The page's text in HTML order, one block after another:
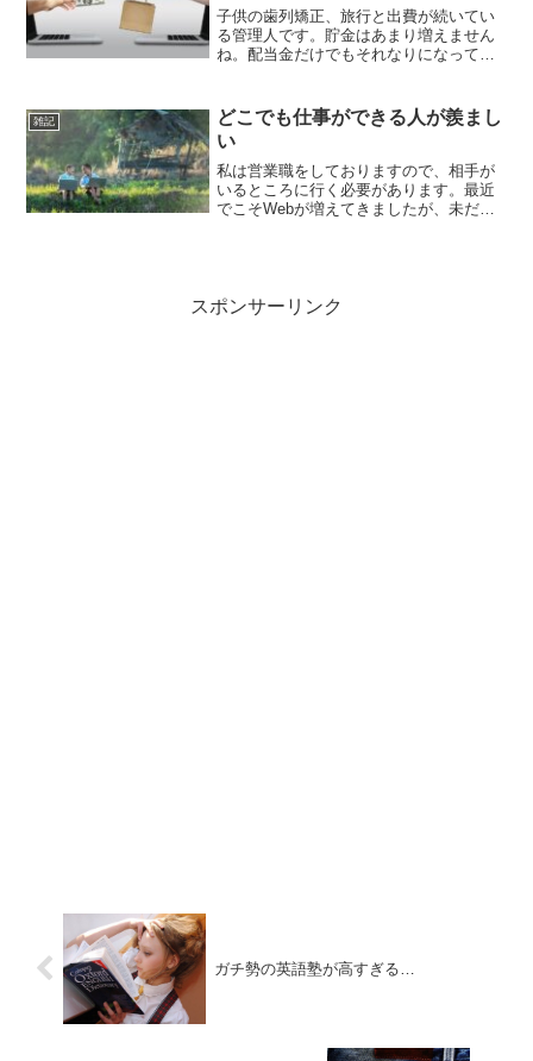
子供の歯列矯正、旅行と出費が続いてい
る管理人です。貯金はあまり増えません
ね。配当金だけでもそれなりになってき
るので、さすがに妻がパートした方がい
いかと日和り始めています...
雑記
どこでも仕事ができる人が羨まし
い
私は営業職をしておりますので、相手が
いるところに行く必要があります。最近
でこそWebが増えてきましたが、未だに
スポンサーリンク
ガチ勢の英語塾が高すぎる…